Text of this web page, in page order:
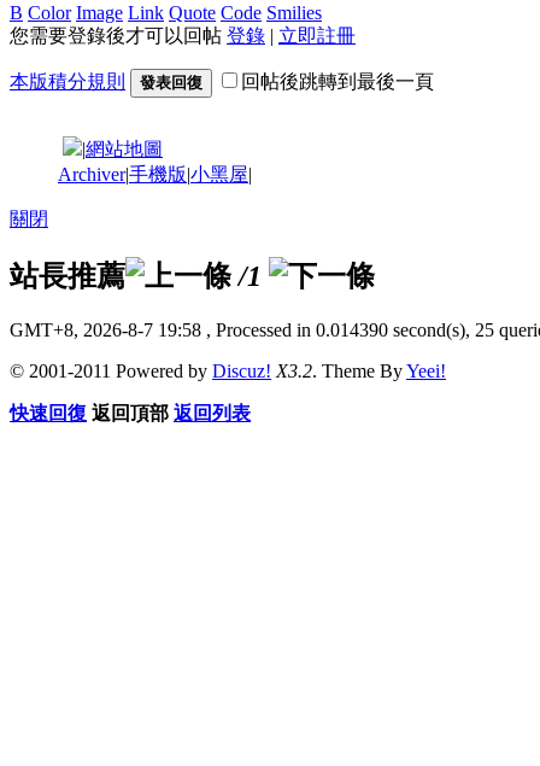
B Color Image Link Quote Code Smilies
您需要登錄後才可以回帖 登錄 | 立即註冊
本版積分規則 發表回復 回帖後跳轉到最後一頁
|網站地圖
Archiver|手機版|小黑屋|
關閉
站長推薦 /1
GMT+8, 2026-8-7 19:58 , Processed in 0.014390 second(s), 25
© 2001-2011 Powered by Discuz! X3.2. Theme ByYeei!
快速回復 返回頂部 返回列表